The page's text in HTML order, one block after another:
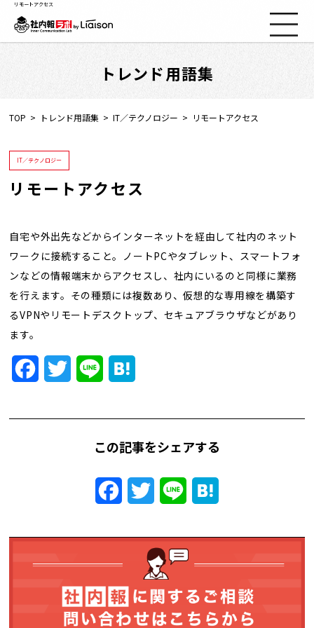
社内報ノウハウ
セミナー情報
Web社内報
資料コーナー
動画コーナー
支援実績
トレンド用語集
社長ブログ
リモートアクセス
トレンド用語集
TOP トレンド用語集 IT／テクノロジー リモートアクセス
IT／テクノロジー
リモートアクセス
自宅や外出先などからインターネットを経由して社内のネット
ワークに接続すること。ノートPCやタブレット、スマートフォ
ンなどの情報端末からアクセスし、社内にいるのと同様に業務
を行えます。その種類には複数あり、仮想的な専用線を構築す
るVPNやリモートデスクトップ、セキュアブラウザなどがあり
ます。
FacebookTwitter Line
この記事をシェアする
FacebookTwitter Line